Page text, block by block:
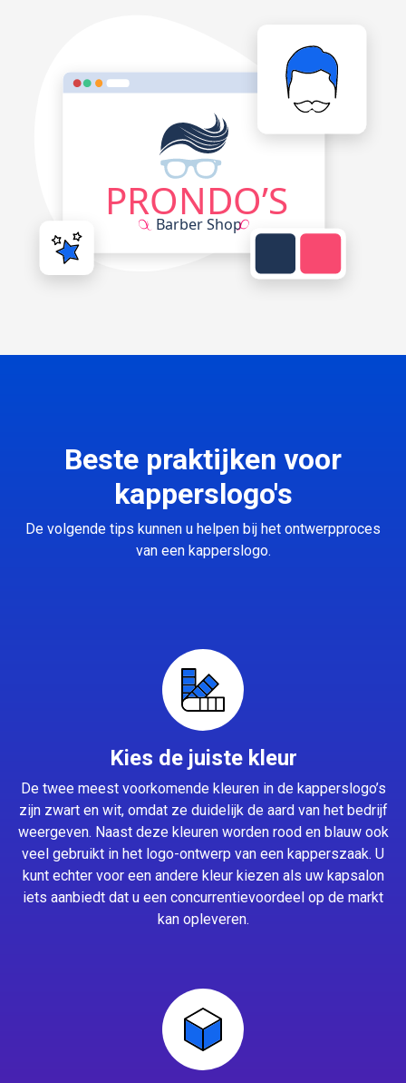
Beste praktijken voor
kapperslogo's
De volgende tips kunnen u helpen bij het ontwerpproces
van een kapperslogo.
Kies de juiste kleur
De twee meest voorkomende kleuren in de kapperslogo’s
zijn zwart en wit, omdat ze duidelijk de aard van het bedrijf
weergeven. Naast deze kleuren worden rood en blauw ook
veel gebruikt in het logo-ontwerp van een kapperszaak. U
kunt echter voor een andere kleur kiezen als uw kapsalon
iets aanbiedt dat u een concurrentievoordeel op de markt
kan opleveren.